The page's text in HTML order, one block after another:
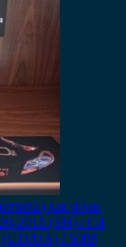
και Φλας
2016 (SH) / C4
UA) / 5008